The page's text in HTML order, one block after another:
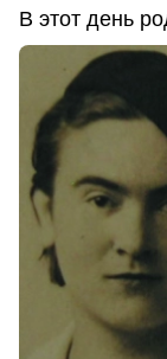
В этот день